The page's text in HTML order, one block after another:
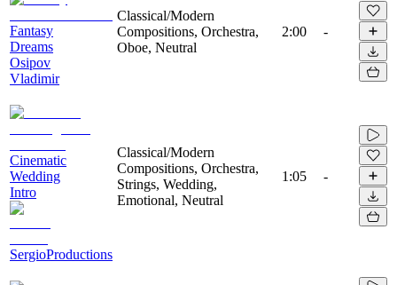
Fantasy
Dreams
Osipov
Vladimir
Classical/Modern
Compositions, Orchestra,
Oboe, Neutral
2:00 -
Cinematic
Wedding
Intro
SergioProductions
Classical/Modern
Compositions, Orchestra,
Strings, Wedding,
Emotional, Neutral
1:05 -